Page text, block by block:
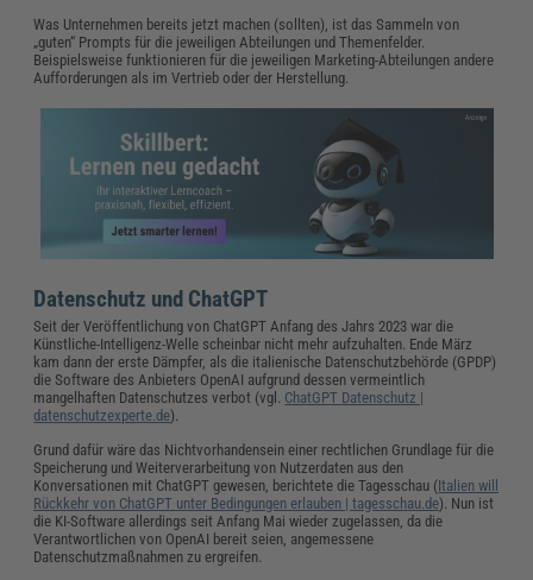
Was Unternehmen bereits jetzt machen (sollten), ist das Sammeln von
„guten“ Prompts für die jeweiligen Abteilungen und Themenfelder.
Beispielsweise funktionieren für die jeweiligen Marketing-Abteilungen andere
Aufforderungen als im Vertrieb oder der Herstellung.
Datenschutz und ChatGPT
Seit der Veröffentlichung von ChatGPT Anfang des Jahrs 2023 war die
Künstliche-Intelligenz-Welle scheinbar nicht mehr aufzuhalten. Ende März
kam dann der erste Dämpfer, als die italienische Datenschutzbehörde (GPDP)
die Software des Anbieters OpenAI aufgrund dessen vermeintlich
mangelhaften Datenschutzes verbot (vgl. ChatGPT Datenschutz |
datenschutzexperte.de).
Grund dafür wäre das Nichtvorhandensein einer rechtlichen Grundlage für die
Speicherung und Weiterverarbeitung von Nutzerdaten aus den
Konversationen mit ChatGPT gewesen, berichtete die Tagesschau (Italien will
Rückkehr von ChatGPT unter Bedingungen erlauben | tagesschau.de). Nun ist
die KI-Software allerdings seit Anfang Mai wieder zugelassen, da die
Verantwortlichen von OpenAI bereit seien, angemessene
Datenschutzmaßnahmen zu ergreifen.